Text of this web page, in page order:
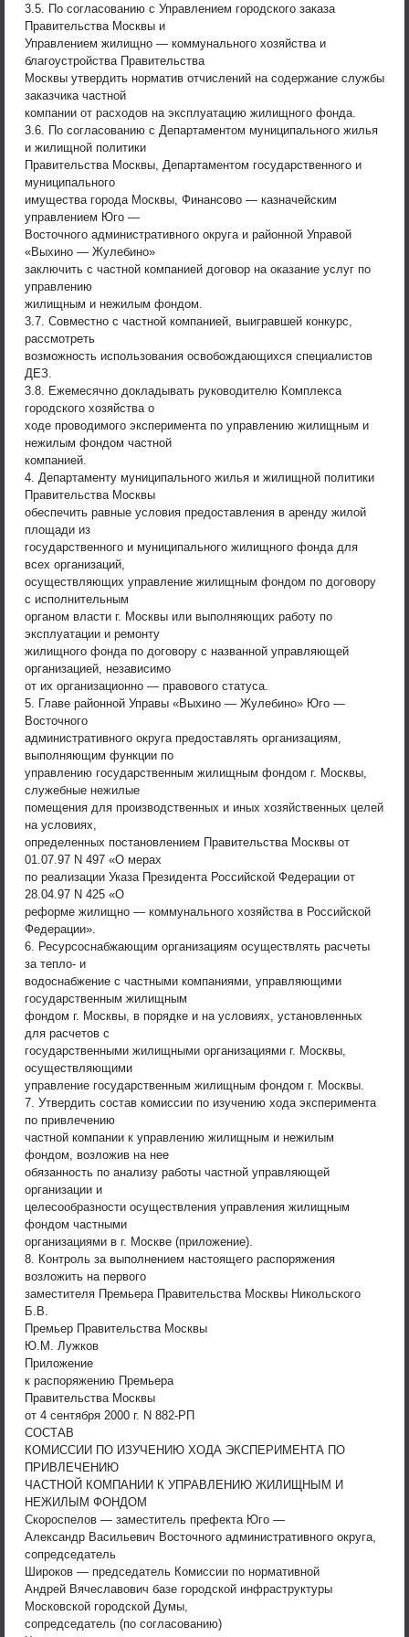
3.5. По согласованию с Управлением городского заказа
Правительства Москвы и
Управлением жилищно — коммунального хозяйства и
благоустройства Правительства
Москвы утвердить норматив отчислений на содержание службы
заказчика частной
компании от расходов на эксплуатацию жилищного фонда.
3.6. По согласованию с Департаментом муниципального жилья
и жилищной политики
Правительства Москвы, Департаментом государственного и
муниципального
имущества города Москвы, Финансово — казначейским
управлением Юго —
Восточного административного округа и районной Управой
«Выхино — Жулебино»
заключить с частной компанией договор на оказание услуг по
управлению
жилищным и нежилым фондом.
3.7. Совместно с частной компанией, выигравшей конкурс,
рассмотреть
возможность использования освобождающихся специалистов
ДЕЗ.
3.8. Ежемесячно докладывать руководителю Комплекса
городского хозяйства о
ходе проводимого эксперимента по управлению жилищным и
нежилым фондом частной
компанией.
4. Департаменту муниципального жилья и жилищной политики
Правительства Москвы
обеспечить равные условия предоставления в аренду жилой
площади из
государственного и муниципального жилищного фонда для
всех организаций,
осуществляющих управление жилищным фондом по договору
с исполнительным
органом власти г. Москвы или выполняющих работу по
эксплуатации и ремонту
жилищного фонда по договору с названной управляющей
организацией, независимо
от их организационно — правового статуса.
5. Главе районной Управы «Выхино — Жулебино» Юго —
Восточного
административного округа предоставлять организациям,
выполняющим функции по
управлению государственным жилищным фондом г. Москвы,
служебные нежилые
помещения для производственных и иных хозяйственных целей
на условиях,
определенных постановлением Правительства Москвы от
01.07.97 N 497 «О мерах
по реализации Указа Президента Российской Федерации от
28.04.97 N 425 «О
реформе жилищно — коммунального хозяйства в Российской
Федерации».
6. Ресурсоснабжающим организациям осуществлять расчеты
за тепло- и
водоснабжение с частными компаниями, управляющими
государственным жилищным
фондом г. Москвы, в порядке и на условиях, установленных
для расчетов с
государственными жилищными организациями г. Москвы,
осуществляющими
управление государственным жилищным фондом г. Москвы.
7. Утвердить состав комиссии по изучению хода эксперимента
по привлечению
частной компании к управлению жилищным и нежилым
фондом, возложив на нее
обязанность по анализу работы частной управляющей
организации и
целесообразности осуществления управления жилищным
фондом частными
организациями в г. Москве (приложение).
8. Контроль за выполнением настоящего распоряжения
возложить на первого
заместителя Премьера Правительства Москвы Никольского
Б.В.
Премьер Правительства Москвы
Ю.М. Лужков
Приложение
к распоряжению Премьера
Правительства Москвы
от 4 сентября 2000 г. N 882-РП
СОСТАВ
КОМИССИИ ПО ИЗУЧЕНИЮ ХОДА ЭКСПЕРИМЕНТА ПО
ПРИВЛЕЧЕНИЮ
ЧАСТНОЙ КОМПАНИИ К УПРАВЛЕНИЮ ЖИЛИЩНЫМ И
НЕЖИЛЫМ ФОНДОМ
Скороспелов — заместитель префекта Юго —
Александр Васильевич Восточного административного округа,
сопредседатель
Широков — председатель Комиссии по нормативной
Андрей Вячеславович базе городской инфраструктуры
Московской городской Думы,
сопредседатель (по согласованию)